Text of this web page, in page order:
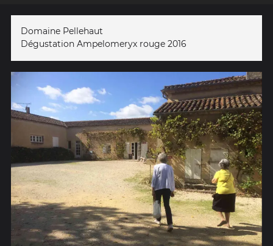
Domaine Pellehaut
Dégustation Ampelomeryx rouge 2016